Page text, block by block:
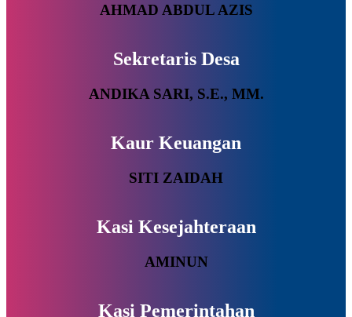
AHMAD ABDUL AZIS
Sekretaris Desa
ANDIKA SARI, S.E., MM.
Kaur Keuangan
SITI ZAIDAH
Kasi Kesejahteraan
AMINUN
Kasi Pemerintahan